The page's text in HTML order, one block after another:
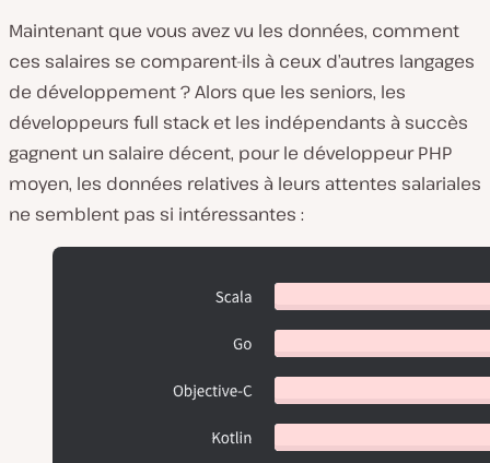
Maintenant que vous avez vu les données, comment
ces salaires se comparent-ils à ceux d’autres langages
de développement ? Alors que les seniors, les
développeurs full stack et les indépendants à succès
gagnent un salaire décent, pour le développeur PHP
moyen, les données relatives à leurs attentes salariales
ne semblent pas si intéressantes :